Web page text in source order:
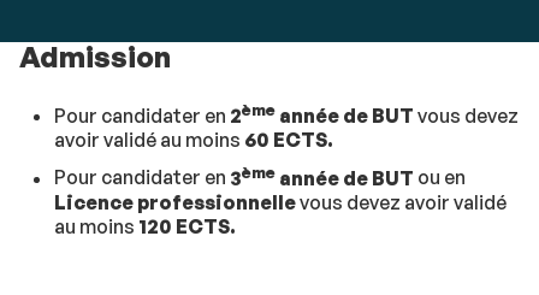
Admission
Pour candidater en 2èmeannée de BUT vous devez
avoir validé au moins 60 ECTS.
Pour candidater en 3èmeannée de BUT ou en
Licence professionnellevous devez avoir validé
au moins 120 ECTS.